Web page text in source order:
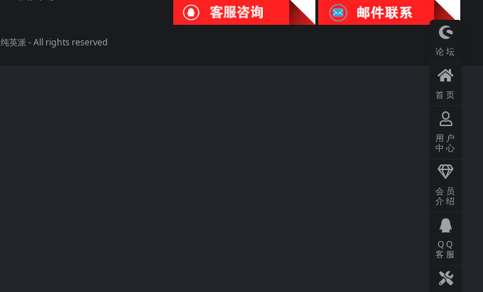
纯英派 - All rights reserved
论坛
首页
用户
中心
会员
介绍
QQ
客服